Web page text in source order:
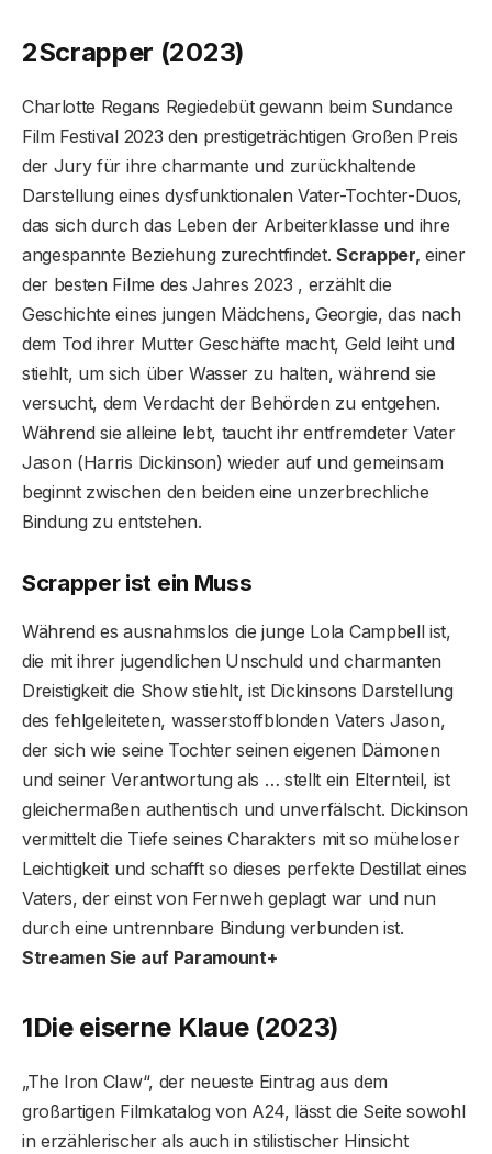
2Scrapper (2023)
Charlotte Regans Regiedebüt gewann beim Sundance
Film Festival 2023 den prestigeträchtigen Großen Preis
der Jury für ihre charmante und zurückhaltende
Darstellung eines dysfunktionalen Vater-Tochter-Duos,
das sich durch das Leben der Arbeiterklasse und ihre
angespannte Beziehung zurechtfindet.Scrapper, einer
der besten Filme des Jahres 2023 , erzählt die
Geschichte eines jungen Mädchens, Georgie, das nach
dem Tod ihrer Mutter Geschäfte macht, Geld leiht und
stiehlt, um sich über Wasser zu halten, während sie
versucht, dem Verdacht der Behörden zu entgehen.
Während sie alleine lebt, taucht ihr entfremdeter Vater
Jason (Harris Dickinson) wieder auf und gemeinsam
beginnt zwischen den beiden eine unzerbrechliche
Bindung zu entstehen.
Scrapper ist ein Muss
Während es ausnahmslos die junge Lola Campbell ist,
die mit ihrer jugendlichen Unschuld und charmanten
Dreistigkeit die Show stiehlt, ist Dickinsons Darstellung
des fehlgeleiteten, wasserstoffblonden Vaters Jason,
der sich wie seine Tochter seinen eigenen Dämonen
und seiner Verantwortung als … stellt ein Elternteil, ist
gleichermaßen authentisch und unverfälscht. Dickinson
vermittelt die Tiefe seines Charakters mit so müheloser
Leichtigkeit und schafft so dieses perfekte Destillat eines
Vaters, der einst von Fernweh geplagt war und nun
durch eine untrennbare Bindung verbunden ist.
Streamen Sie auf Paramount+
1Die eiserne Klaue (2023)
„The Iron Claw“, der neueste Eintrag aus dem
großartigen Filmkatalog von A24, lässt die Seite sowohl
in erzählerischer als auch in stilistischer Hinsicht